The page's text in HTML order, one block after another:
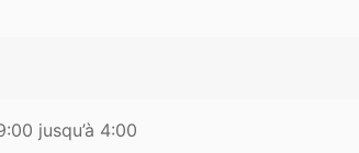
jusqu’à 4:00